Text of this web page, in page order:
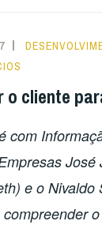
EQUIPES?”
o cliente
com
José
e o Nivaldo